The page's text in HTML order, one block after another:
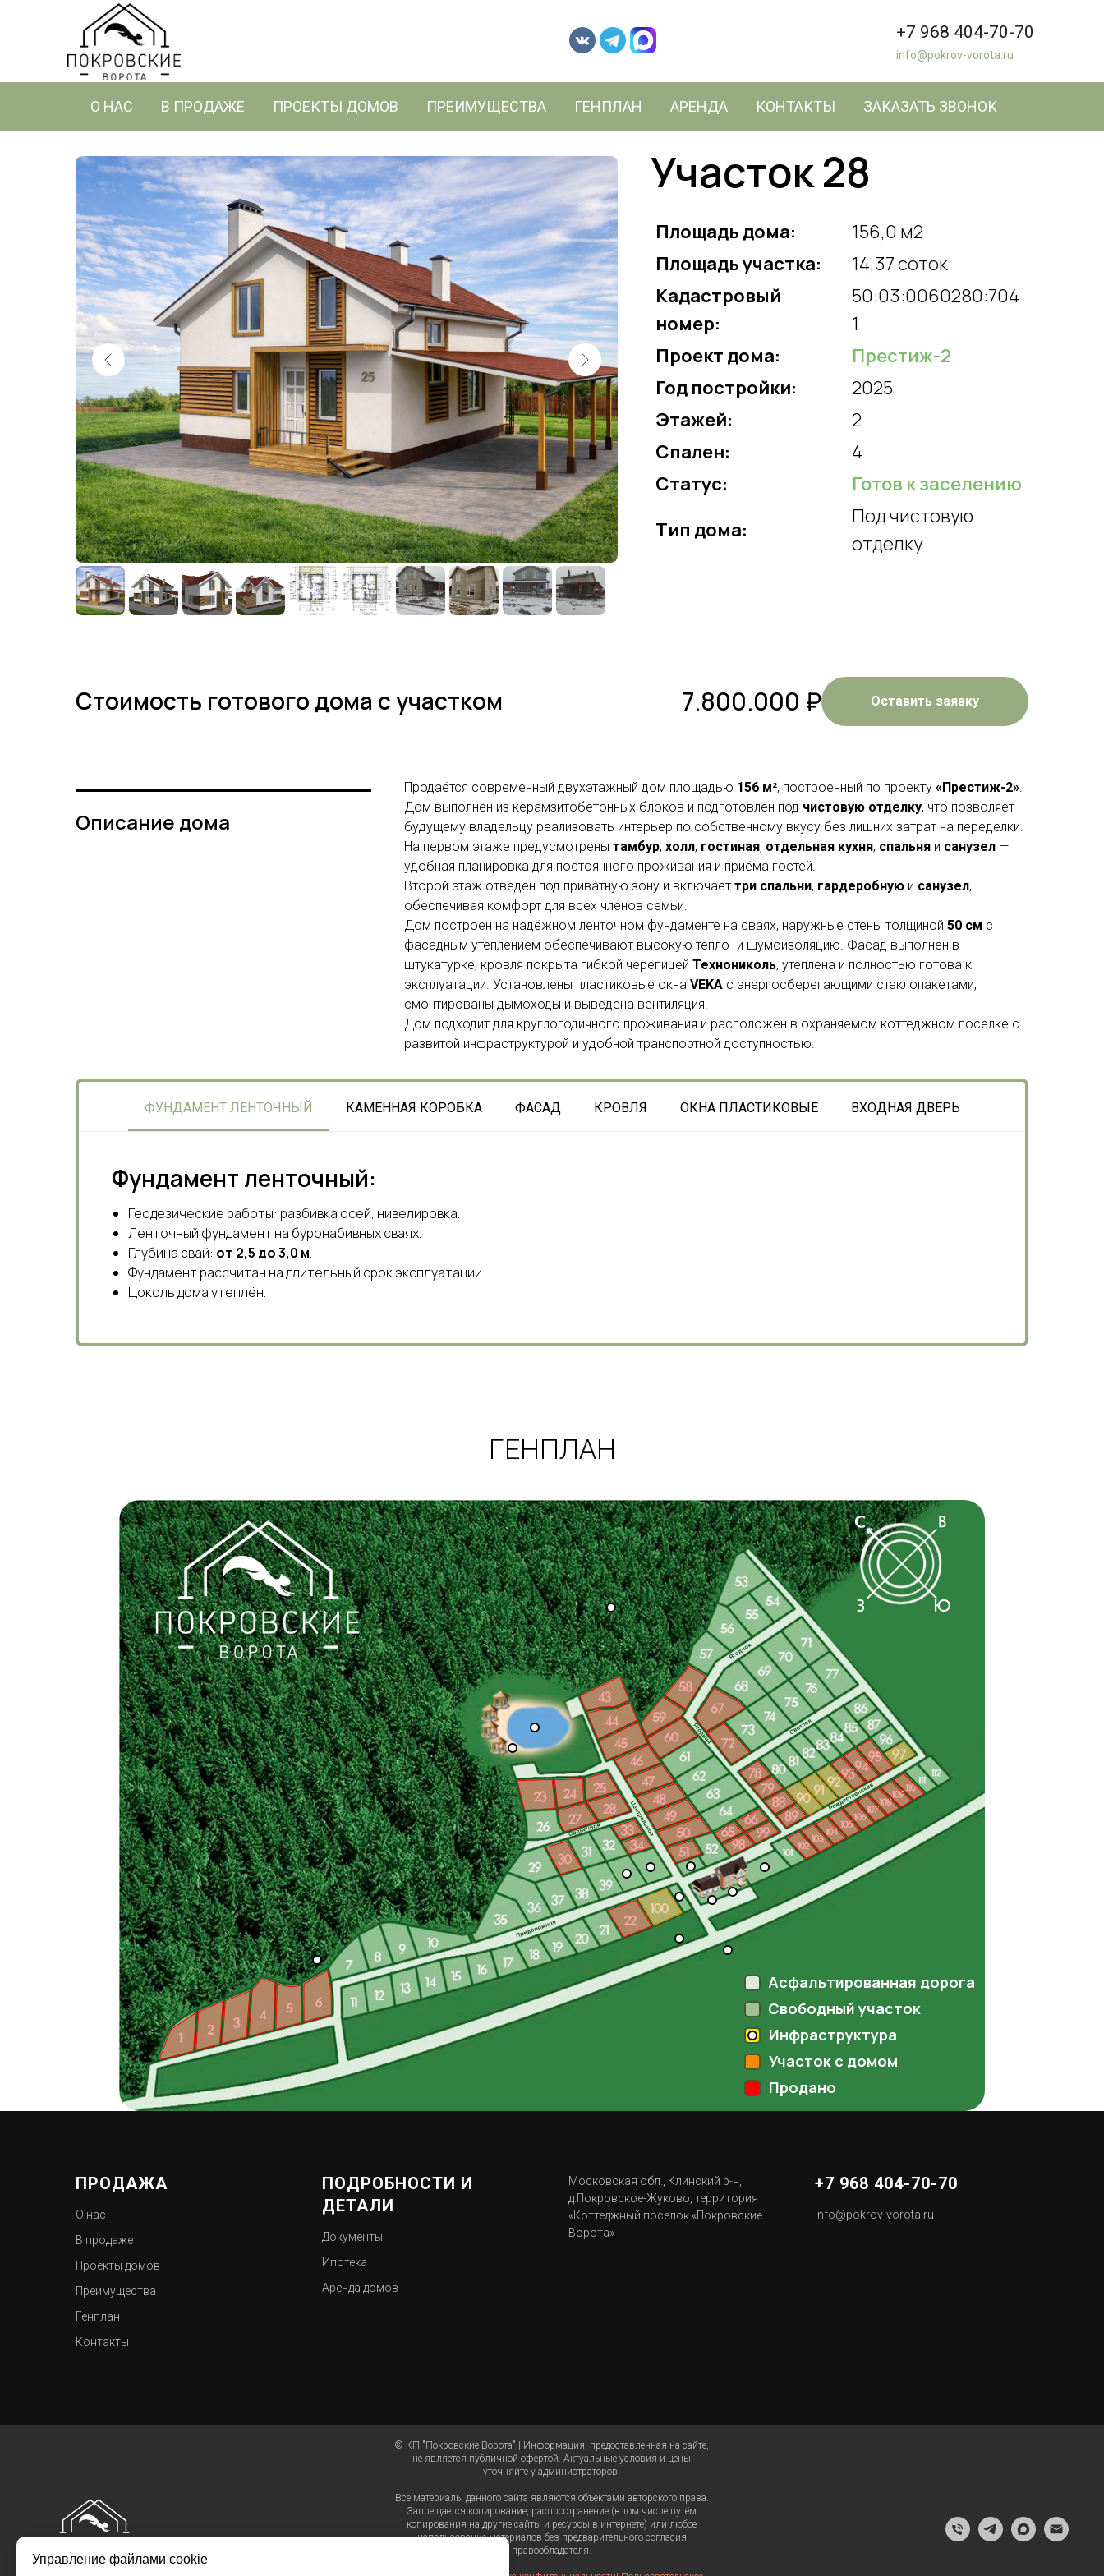
+7 968 404-70-70
info@pokrov-vorota.ru
О НАС В ПРОДАЖЕ ПРОЕКТЫ ДОМОВ ПРЕИМУЩЕСТВА ГЕНПЛАН АРЕНДА КОНТАКТЫ ЗАКАЗАТЬ ЗВОНОК
Участок 28
Площадь дома:
156,0 м2
Площадь участка:
14,37 соток
Кадастровый
номер:
50:03:0060280:704
1
Проект дома:
Престиж-2
Год постройки:
2025
Этажей:
2
Спален:
4
Статус:
Готов к заселению
Тип дома:
Под чистовую
отделку
Стоимость готового дома с участком 7.800.000 ₽ Оставить заявку
Описание дома
Продаётся современный двухэтажный дом площадью 156 м², построенный по проекту «Престиж-2»
Дом выполнен из керамзитобетонных блоков и подготовлен под чистовую отделку, что позволяет
будущему владельцу реализовать интерьер по собственному вкусу без лишних затрат на переделки.
На первом этаже предусмотрены тамбур, холл, гостиная, отдельная кухня, спальня и санузел —
удобная планировка для постоянного проживания и приёма гостей.
Второй этаж отведён под приватную зону и включает три спальни, гардеробную и санузел,
обеспечивая комфорт для всех членов семьи.
Дом построен на надёжном ленточном фундаменте на сваях, наружные стены толщиной 50 см с
фасадным утеплением обеспечивают высокую тепло- и шумоизоляцию. Фасад выполнен в
штукатурке, кровля покрыта гибкой черепицей Технониколь, утеплена и полностью готова к
эксплуатации. Установлены пластиковые окна VEKA с энергосберегающими стеклопакетами,
смонтированы дымоходы и выведена вентиляция.
Дом подходит для круглогодичного проживания и расположен в охраняемом коттеджном посёлке с
развитой инфраструктурой и удобной транспортной доступностью.
ФУНДАМЕНТ ЛЕНТОЧНЫЙ КАМЕННАЯ КОРОБКА ФАСАД КРОВЛЯ ОКНА ПЛАСТИКОВЫЕ ВХОДНАЯ ДВЕРЬ
Фундамент ленточный:
Геодезические работы: разбивка осей, нивелировка.
Ленточный фундамент на буронабивных сваях.
Глубина свай: от 2,5 до 3,0 м.
Фундамент рассчитан на длительный срок эксплуатации.
Цоколь дома утеплён.
ГЕНПЛАН
Продано
Участок с домом
Инфраструктура
Свободный участок
Асфальтированная дорога
Участок 100
Участок 97
Участок 92
Участок 91
Участок 90
Управление файлами cookie
ПРОДАЖА
О нас
В продаже
Проекты домов
Преимущества
Генплан
Контакты
ПОДРОБНОСТИ И
ДЕТАЛИ
Документы
Ипотека
Аренда домов
Московская обл., Клинский р-н,
д.Покровское-Жуково, территория
«Коттеджный поселок «Покровские
Ворота»
+7 968 404-70-70
info@pokrov-vorota.ru
© КП "Покровские Ворота" | Информация, предоставленная на сайте,
не является публичной офертой. Актуальные условия и цены
уточняйте у администраторов.
Все материалы данного сайта являются объектами авторского права.
Запрещается копирование, распространение (в том числе путём
копирования на другие сайты и ресурсы в интернете) или любое
использование материалов без предварительного согласия
правообладателя.